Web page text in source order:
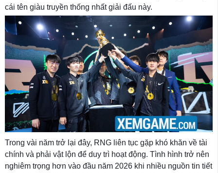
cái tên giàu truyền thống nhất giải đấu này.
Trong vài năm trở lại đây, RNG liên tục gặp khó khăn về tài
chính và phải vật lộn để duy trì hoạt động. Tình hình trở nên
nghiêm trọng hơn vào đầu năm 2026 khi nhiều nguồn tin tiết